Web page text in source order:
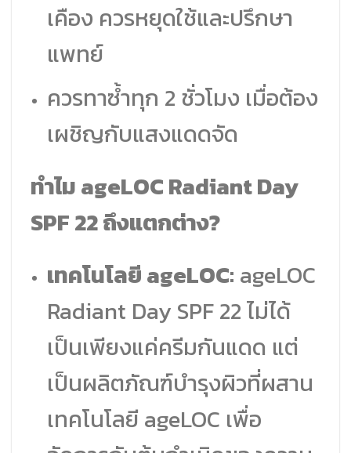
เคือง ควรหยุดใช้และปรึกษา
แพทย์
ควรทาซ้ำทุก 2 ชั่วโมง เมื่อต้อง
เผชิญกับแสงแดดจัด
ทำไม ageLOC Radiant Day
SPF 22 ถึงแตกต่าง?
เทคโนโลยี ageLOC: ageLOC
Radiant Day SPF 22 ไม่ได้
เป็นเพียงแค่ครีมกันแดด แต่
เป็นผลิตภัณฑ์บำรุงผิวที่ผสาน
เทคโนโลยี ageLOC เพื่อ